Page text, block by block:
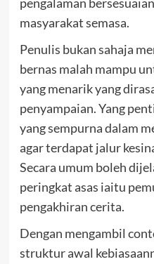
masyarakat semasa.
Penulis bukan sahaja
bernas malah mampu
yang menarik yang
penyampaian. Yang
yang sempurna dalam
agar terdapat jalur
Secara umum boleh
peringkat asas iaitu
pengakhiran cerita.
Dengan mengambil
struktur awal